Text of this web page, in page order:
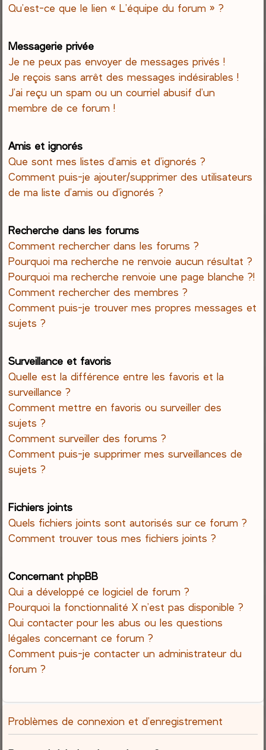
Qu’est-ce que le lien « L’équipe du forum » ?
Messagerie privée
Je ne peux pas envoyer de messages privés !
Je reçois sans arrêt des messages indésirables !
J’ai reçu un spam ou un courriel abusif d’un
membre de ce forum !
Amis et ignorés
Que sont mes listes d’amis et d’ignorés ?
Comment puis-je ajouter/supprimer des utilisateurs
de ma liste d’amis ou d’ignorés ?
Recherche dans les forums
Comment rechercher dans les forums ?
Pourquoi ma recherche ne renvoie aucun résultat ?
Pourquoi ma recherche renvoie une page blanche ?!
Comment rechercher des membres ?
Comment puis-je trouver mes propres messages et
sujets ?
Surveillance et favoris
Quelle est la différence entre les favoris et la
surveillance ?
Comment mettre en favoris ou surveiller des
sujets ?
Comment surveiller des forums ?
Comment puis-je supprimer mes surveillances de
sujets ?
Fichiers joints
Quels fichiers joints sont autorisés sur ce forum ?
Comment trouver tous mes fichiers joints ?
Concernant phpBB
Qui a développé ce logiciel de forum ?
Pourquoi la fonctionnalité X n’est pas disponible ?
Qui contacter pour les abus ou les questions
légales concernant ce forum ?
Comment puis-je contacter un administrateur du
forum ?
Problèmes de connexion et d’enregistrement